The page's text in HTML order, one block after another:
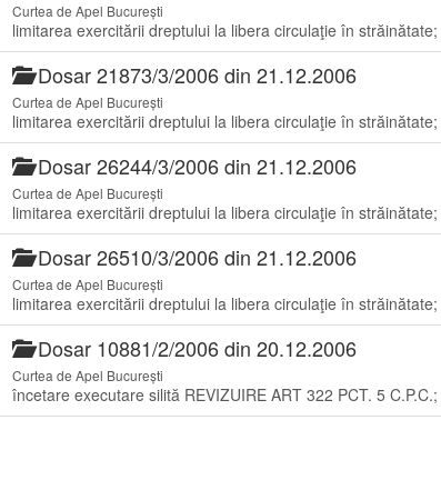
Curtea de Apel București
limitarea exercitării dreptului la libera circulaţie în străinătate;
Dosar 21873/3/2006 din 21.12.2006
Curtea de Apel București
limitarea exercitării dreptului la libera circulaţie în străinătate;
Dosar 26244/3/2006 din 21.12.2006
Curtea de Apel București
limitarea exercitării dreptului la libera circulaţie în străinătate;
Dosar 26510/3/2006 din 21.12.2006
Curtea de Apel București
limitarea exercitării dreptului la libera circulaţie în străinătate;
Dosar 10881/2/2006 din 20.12.2006
Curtea de Apel București
încetare executare silită REVIZUIRE ART 322 PCT. 5 C.P.C.;